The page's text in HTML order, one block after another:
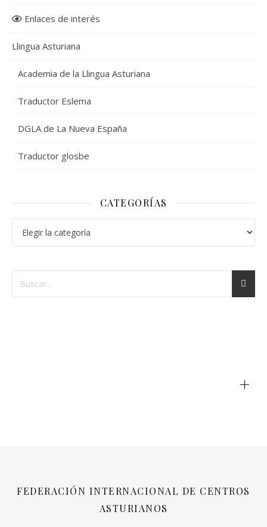
Enlaces de interés
Llingua Asturiana
Academia de la Llingua Asturiana
Traductor Eslema
DGLA de La Nueva España
Traductor glosbe
CATEGORÍAS
+
FEDERACIÓN INTERNACIONAL DE CENTROS
ASTURIANOS